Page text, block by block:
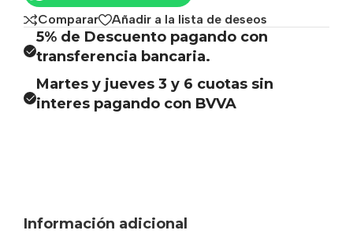
Comparar Añadir a la lista de deseos
5% de Descuento pagando con
transferencia bancaria.
Martes y jueves 3 y 6 cuotas sin
interes pagando con BVVA
Información adicional